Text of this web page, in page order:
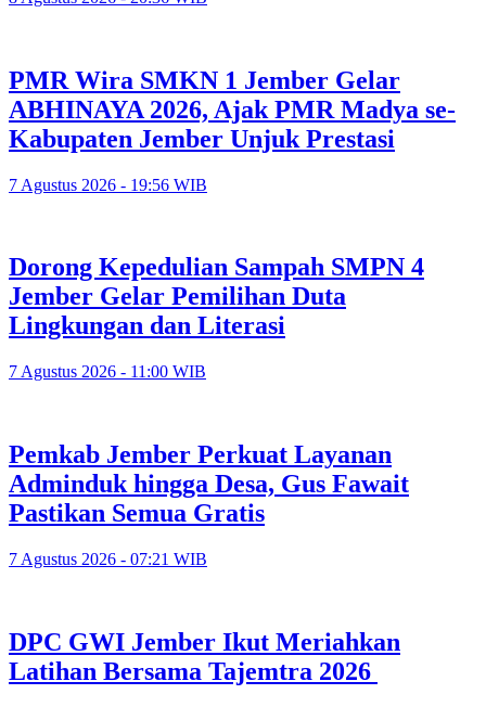
PMR Wira SMKN 1 Jember Gelar
ABHINAYA 2026, Ajak PMR Madya se-
Kabupaten Jember Unjuk Prestasi
7 Agustus 2026 - 19:56 WIB
Dorong Kepedulian Sampah SMPN 4
Jember Gelar Pemilihan Duta
Lingkungan dan Literasi
7 Agustus 2026 - 11:00 WIB
Pemkab Jember Perkuat Layanan
Adminduk hingga Desa, Gus Fawait
Pastikan Semua Gratis
7 Agustus 2026 - 07:21 WIB
DPC GWI Jember Ikut Meriahkan
Latihan Bersama Tajemtra 2026